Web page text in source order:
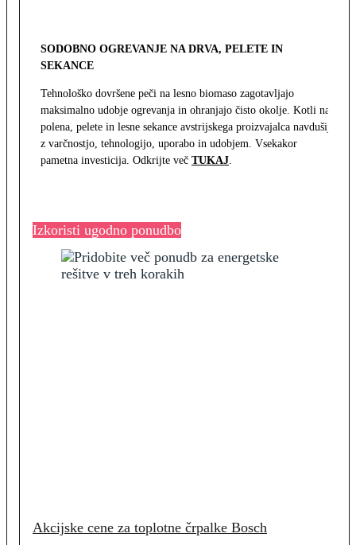
SODOBNO OGREVANJE NA DRVA, PELETE IN
SEKANCE
Tehnološko dovršene peči na lesno biomaso zagotavljajo
maksimalno udobje ogrevanja in ohranjajo čisto okolje. Kotli na
polena, pelete in lesne sekance avstrijskega proizvajalca navdušijo
z varčnostjo, tehnologijo, uporabo in udobjem. Vsekakor
pametna investicija. Odkrijte več TUKAJ
Izkoristi ugodno ponudbo
Akcijske cene za toplotne črpalke Bosch